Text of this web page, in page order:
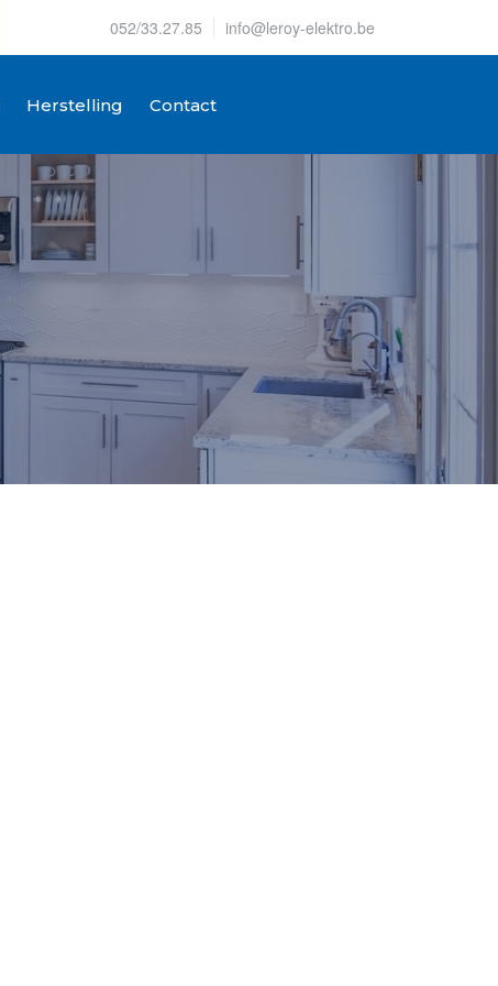
052/33.27.85 info@leroy-elektro.be
Herstelling Contact